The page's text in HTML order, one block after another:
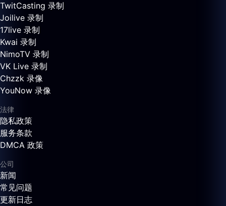
TwitCasting 录制
Joilive 录制
17live 录制
Kwai 录制
NimoTV 录制
VK Live 录制
Chzzk 录像
YouNow 录像
法律
隐私政策
服务条款
DMCA 政策
公司
新闻
常见问题
更新日志